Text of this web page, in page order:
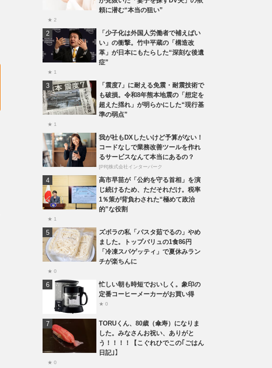
頼に潜む“本当の狙い”
★ 2
「少子化は外国人労働者で補えばい
い」の衝撃。竹中平蔵の「構造改
革」が日本にもたらした“深刻な後遺
症”
★ 1
「震度7」に耐える免震・耐震技術で
も破損。令和8年熊本地震の「想定を
超えた揺れ」が明らかにした“現行基
準の弱点”
★ 1
我が社もDXしたいけど予算がない！
コードなしで業務改善ツールを作れ
るサービスなんて本当にあるの？
[PR]株式会社インターパーク
高市早苗が「公約を守る首相」を演
じ続けるため、ただそれだけ。税率
1％策が背負わされた“極めて政治
的”な役割
★ 1
ズボラの私「パスタ茹でるの」やめ
ました。トップバリュの1食86円
「冷凍スパゲッティ」で夏休みラン
チが楽ちんに
★ 0
忙しい朝も時短でおいしく。象印の
定番コーヒーメーカーがお買い得
★ 0
TORUくん、80歳（傘寿）になりま
した。みなさんお祝い、ありがと
う！！！！【こぐれひでこの｢ごはん
日記｣】
★ 0